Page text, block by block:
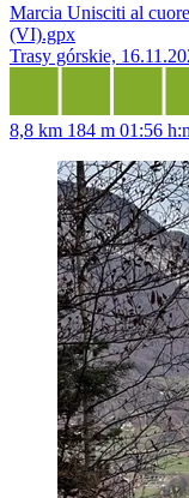
Marcia Unisciti al
(VI).gpx
Trasy górskie,
8,8 km 184 m 01:56